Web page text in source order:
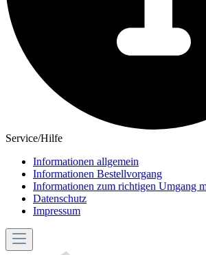
Service/Hilfe
Informationen allgemein
Informationen Bestellvorgang
Informationen zum richtigen Umgang
Datenschutz
Impressum